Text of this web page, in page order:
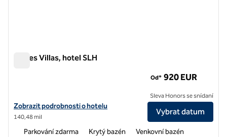
Eagles Villas, hotel SLH
Zobrazit detaily hotelu pro Eagles Villas, hotel SLH
Zobrazit podrobnosti o hotelu
140,48 mil
Od* 920 EUR
Sleva Honors se snídaní
Vybrat datum
Parkování zdarma Krytý bazén Venkovní bazén